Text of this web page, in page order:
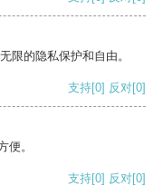
限的隐私保护和自由。
支持[0] 反对[0]
便。
支持[0] 反对[0]